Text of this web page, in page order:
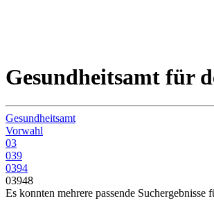
Gesundheitsamt für
Gesundheitsamt
Vorwahl
03
039
0394
03948
Es konnten mehrere passende